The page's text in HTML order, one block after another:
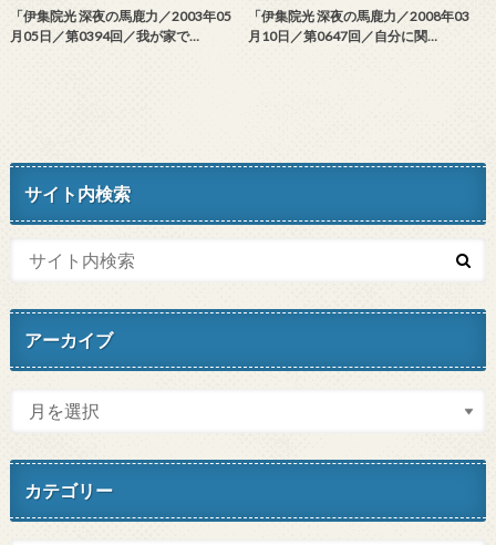
「伊集院光 深夜の馬鹿力／2003年05
月05日／第0394回／我が家で…
「伊集院光 深夜の馬鹿力／2008年03
月10日／第0647回／自分に関…
サイト内検索
アーカイブ
カテゴリー